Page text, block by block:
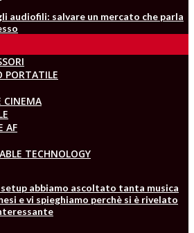
audiofili: salvare un mercato che parla
PORTATILE
CINEMA
AF
TECHNOLOGY
abbiamo ascoltato tanta musica
e vi spieghiamo perchè si è rivelato